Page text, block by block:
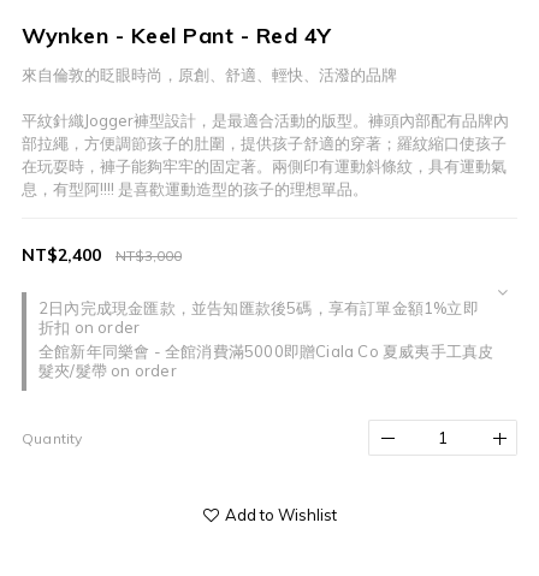
Wynken - Keel Pant - Red 4Y
來自倫敦的眨眼時尚，原創、舒適、輕快、活潑的品牌
平紋針織Jogger褲型設計，是最適合活動的版型。褲頭內部配有品牌內
部拉繩，方便調節孩子的肚圍，提供孩子舒適的穿著；羅紋縮口使孩子
在玩耍時，褲子能夠牢牢的固定著。兩側印有運動斜條紋，具有運動氣
息，有型阿!!!! 是喜歡運動造型的孩子的理想單品。
2日內完成現金匯款，並告知匯款後5碼，享有訂單金額1%立即
折扣 on order
全館新年同樂會 - 全館消費滿5000即贈Ciala Co 夏威夷手工真皮
髮夾/髮帶 on order
NT$3,000
NT$2,400
Quantity
Add to Wishlist